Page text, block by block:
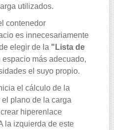
utilizados.
contenedor
es innecesariamente
elegir de la "Lista de
espacio más adecuado,
el suyo propio.
el cálculo de la
plano de la carga
hiperenlace
la izquierda de este